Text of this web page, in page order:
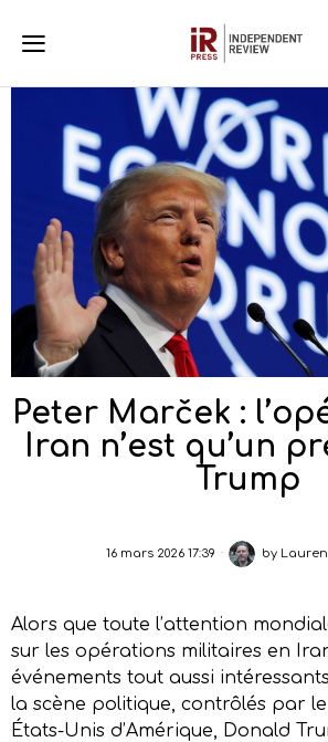
Peter Marček :
Iran n’est qu’un
Trump
16 mars 2026 17:39 by
Alors que toute l’attention
sur les opérations militaires en
événements tout aussi
la scène politique, contrôlés par
États-Unis d’Amérique, Donald